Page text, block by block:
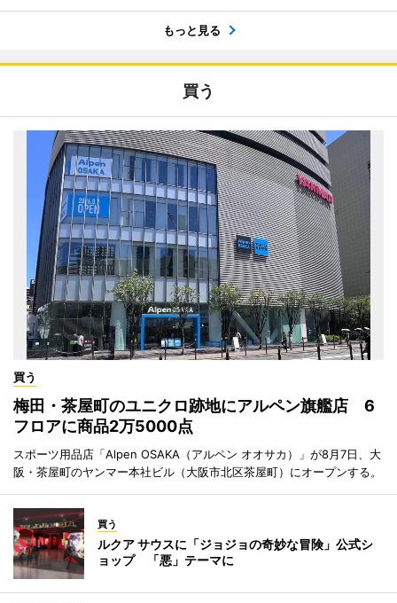
もっと見る
買う
買う
梅田・茶屋町のユニクロ跡地にアルペン旗艦店 6
フロアに商品2万5000点
スポーツ用品店「Alpen OSAKA（アルペン オオサカ）」が8月7日、大
阪・茶屋町のヤンマー本社ビル（大阪市北区茶屋町）にオープンする。
買う
ルクア サウスに「ジョジョの奇妙な冒険」公式シ
ョップ 「悪」テーマに